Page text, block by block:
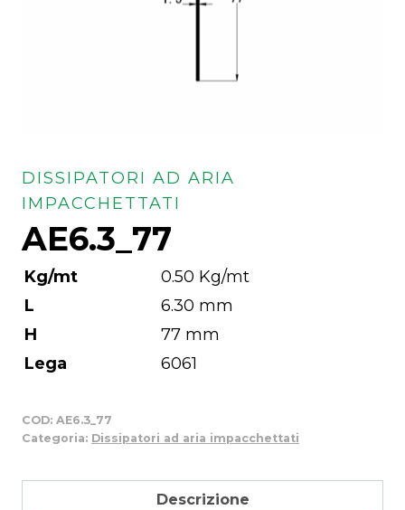
DISSIPATORI AD ARIA
IMPACCHETTATI
AE6.3_77
Kg/mt
0.50 Kg/mt
L
6.30 mm
H
77 mm
Lega
6061
COD: AE6.3_77
Categoria: Dissipatori ad aria impacchettati
Descrizione